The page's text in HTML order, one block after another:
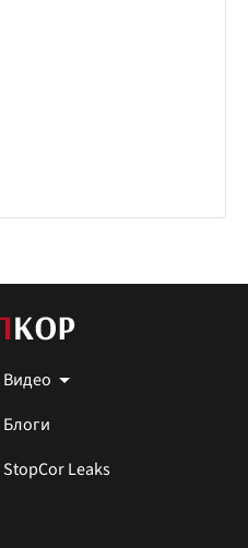
Видео
Блоги
StopCor Leaks